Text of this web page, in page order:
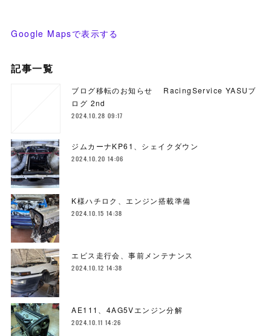
Google Mapsで表示する
記事一覧
ブログ移転のお知らせ RacingService YASUブ
ログ 2nd
2024.10.28 09:17
ジムカーナKP61、シェイクダウン
2024.10.20 14:06
K様ハチロク、エンジン搭載準備
2024.10.15 14:38
エビス走行会、事前メンテナンス
2024.10.12 14:38
AE111、4AG5Vエンジン分解
2024.10.11 14:26